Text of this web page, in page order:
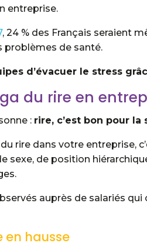
entreprise.
, 24 % des Français seraient
problèmes de santé.
d’évacuer le stress
du rire en
: rire, c’est bon pour la
rire dans votre entreprise,
sexe, de position
auprès de salariés
en hausse